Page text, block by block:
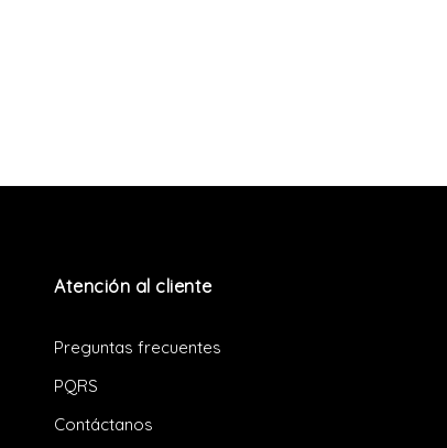
Atención al cliente
Preguntas frecuentes
PQRS
Contáctanos